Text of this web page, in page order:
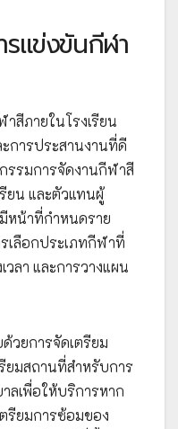
รแข่งขันกีฬา
สีภายในโรงเรียน
การประสานงานที่ดี
รรมการจัดงานกีฬาสี
ยน และตัวแทนผู้
หน้าที่กำหนดราย
เลือกประเภทกีฬาที่
ลา และการวางแผน
วยการจัดเตรียม
มสถานที่สำหรับการ
ลเพื่อให้บริการหาก
รียมการซ้อมของ